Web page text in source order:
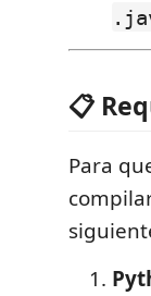
📋
Para